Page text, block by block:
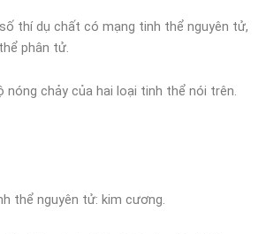
thí dụ chất có mạng tinh thể nguyên tử,
phân tử.
nóng chảy của hai loại tinh thể nói trên.
thể nguyên tử: kim cương.